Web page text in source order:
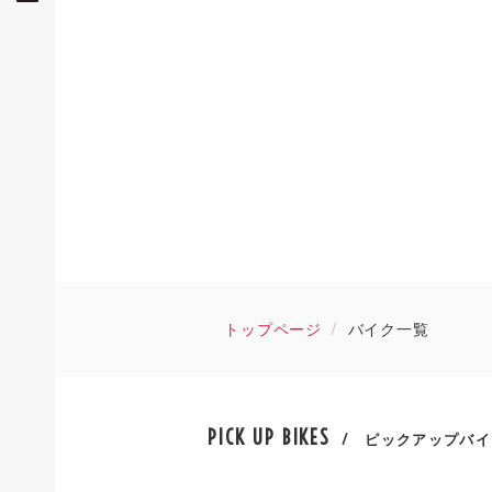
トップページ バイク一覧
PICK UP BIKES / ピックアップバ